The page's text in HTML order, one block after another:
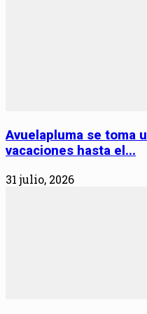
Avuelapluma se toma
vacaciones hasta el...
31 julio, 2026